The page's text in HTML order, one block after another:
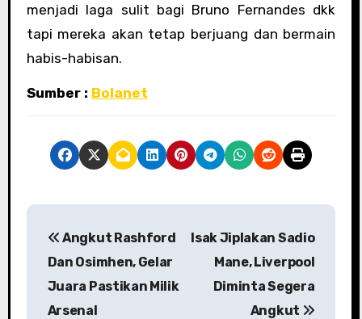
menjadi laga sulit bagi Bruno Fernandes dkk
tapi mereka akan tetap berjuang dan bermain
habis-habisan.
Sumber : Bolanet
Angkut Rashford
Dan Osimhen, Gelar
Juara Pastikan Milik
Arsenal
Isak Jiplakan Sadio
Mane, Liverpool
Diminta Segera
Angkut